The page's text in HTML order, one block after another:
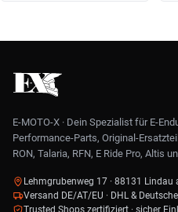
E-MOTO-X · Dein Spezialist für E-
Performance-Parts, Original-
RON, Talaria, RFN, E Ride Pro, Altis
Lehmgrubenweg 17 · 88131 Lindau
Versand DE/AT/EU · DHL &
Trusted Shops zertifiziert · sicher